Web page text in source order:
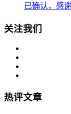
已确认，感
关注我们
热评文章